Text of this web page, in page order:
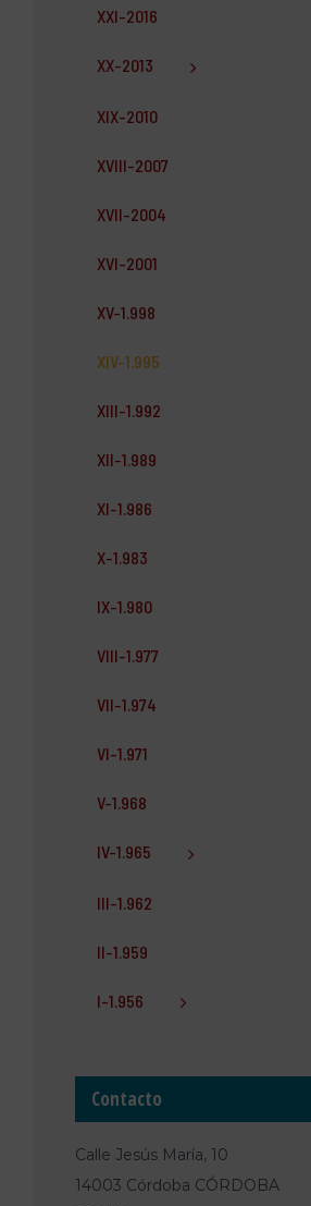
XXI-2016
XX-2013
XIX-2010
XVIII-2007
XVII-2004
XVI-2001
XV-1.998
XIV-1.995
XIII-1.992
XII-1.989
XI-1.986
X-1.983
IX-1.980
VIII-1.977
VII-1.974
VI-1.971
V-1.968
IV-1.965
III-1.962
II-1.959
I-1.956
Contacto
Calle Jesús María, 10
14003 Córdoba CÓRDOBA